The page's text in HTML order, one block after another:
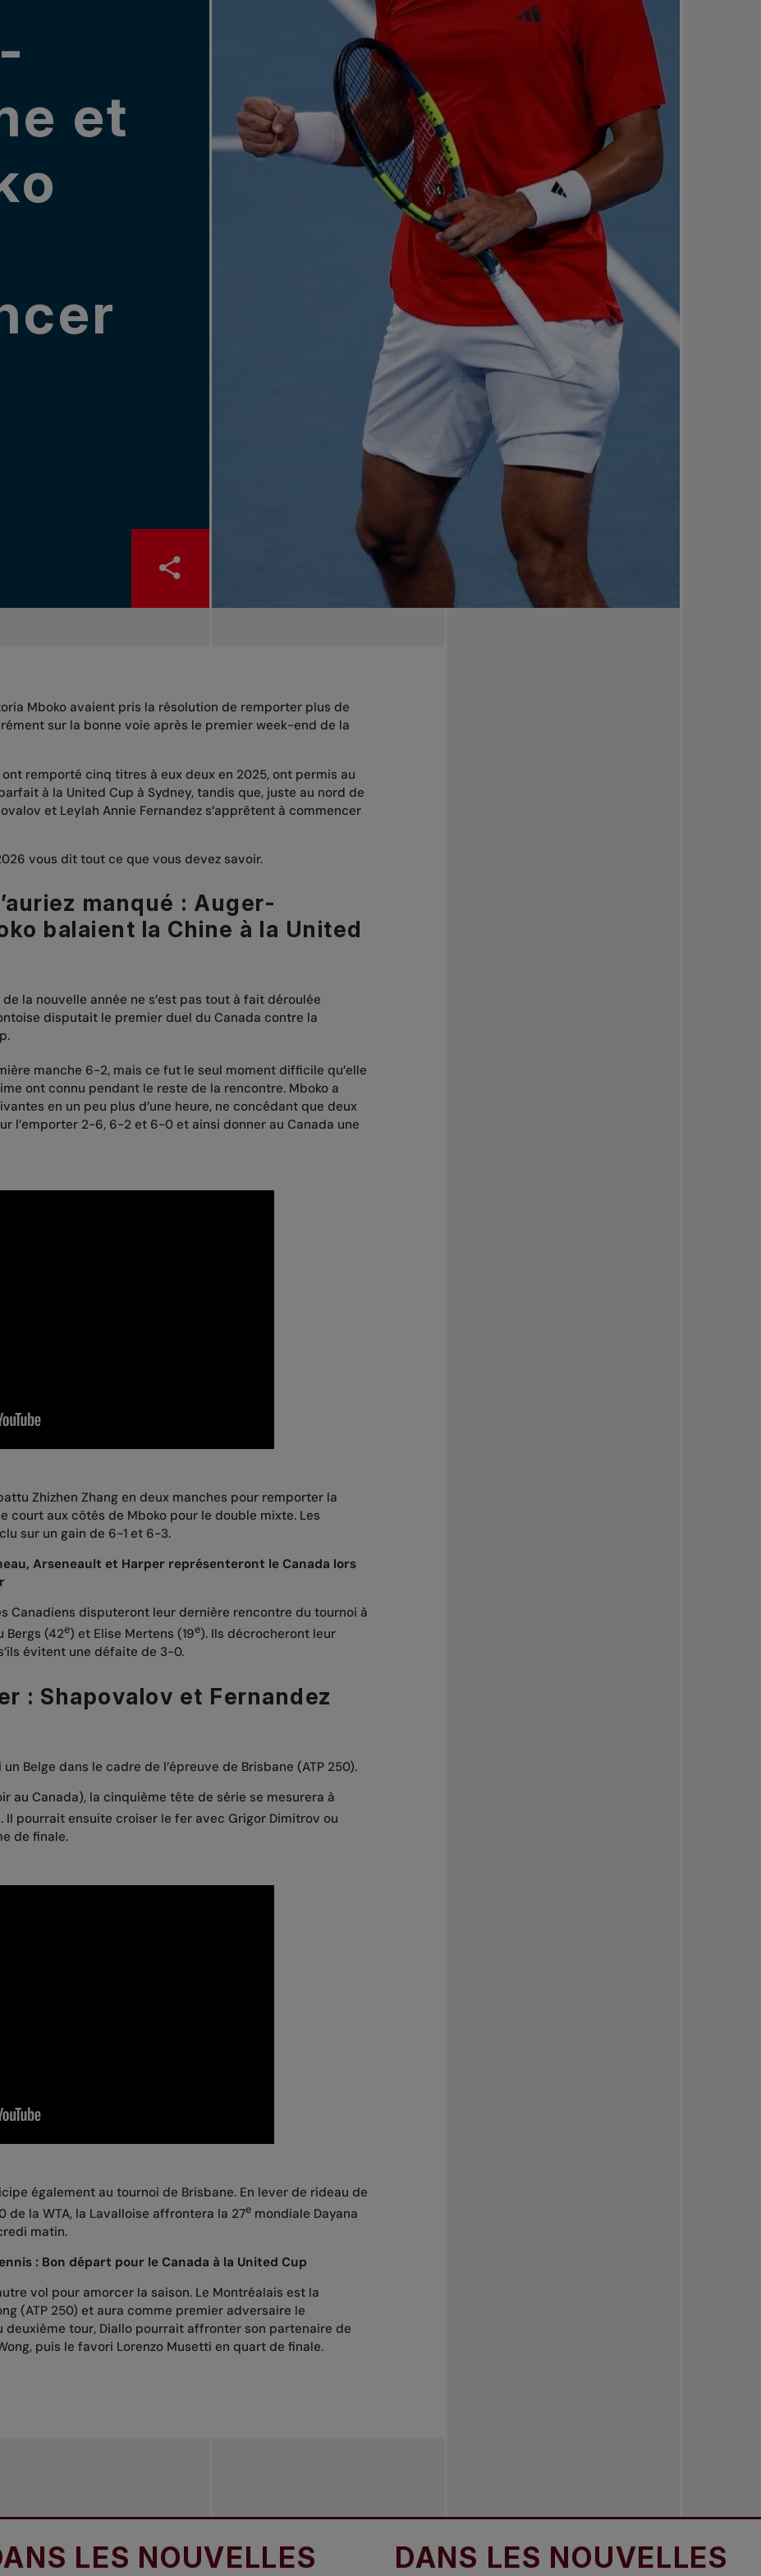
et
Mboko avaient pris la résolution de remporter plus de
sur la bonne voie après le premier week-end de la
remporté cinq titres à eux deux en 2025, ont permis au
à la United Cup à Sydney, tandis que, juste au nord de
et Leylah Annie Fernandez s’apprêtent à commencer
vous dit tout ce que vous devez savoir.
manqué : Auger-
balaient la Chine à la United
la nouvelle année ne s’est pas tout à fait déroulée
disputait le premier duel du Canada contre la
manche 6-2, mais ce fut le seul moment difficile qu’elle
ont connu pendant le reste de la rencontre. Mboko a
en un peu plus d’une heure, ne concédant que deux
l’emporter 2-6, 6-2 et 6-0 et ainsi donner au Canada une
Zhizhen Zhang en deux manches pour remporter la
court aux côtés de Mboko pour le double mixte. Les
sur un gain de 6-1 et 6-3.
Arseneault et Harper représenteront le Canada lors
Canadiens disputeront leur dernière rencontre du tournoi à
Bergs (42e) et Elise Mertens (19e). Ils décrocheront leur
évitent une défaite de 3-0.
: Shapovalov et Fernandez
Belge dans le cadre de l’épreuve de Brisbane (ATP 250).
au Canada), la cinquième tête de série se mesurera à
Il pourrait ensuite croiser le fer avec Grigor Dimitrov ou
de finale.
également au tournoi de Brisbane. En lever de rideau de
la WTA, la Lavalloise affrontera la 27emondiale Dayana
matin.
: Bon départ pour le Canada à la United Cup
vol pour amorcer la saison. Le Montréalais est la
(ATP 250) et aura comme premier adversaire le
deuxième tour, Diallo pourrait affronter son partenaire de
puis le favori Lorenzo Musetti en quart de finale.
LES NOUVELLES DANS LES NOUVELLES